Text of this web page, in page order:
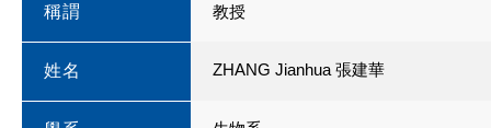
稱謂 教授
姓名 ZHANG Jianhua 張建華